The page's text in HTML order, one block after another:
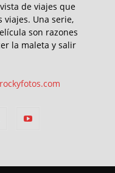
de viajes que
viajes. Una serie,
son razones
la maleta y salir